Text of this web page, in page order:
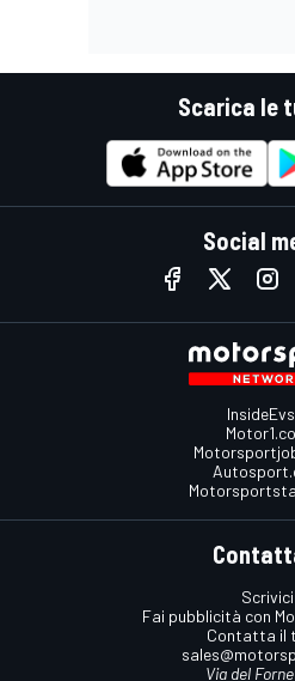
Scarica le
Social
Scrivici
Fai pubblicità con
Contatta il
Via del